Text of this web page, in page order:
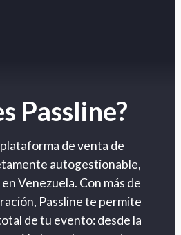
Passline?
plataforma de venta de
autogestionable,
Venezuela. Con más de
Passline te permite
de tu evento: desde la